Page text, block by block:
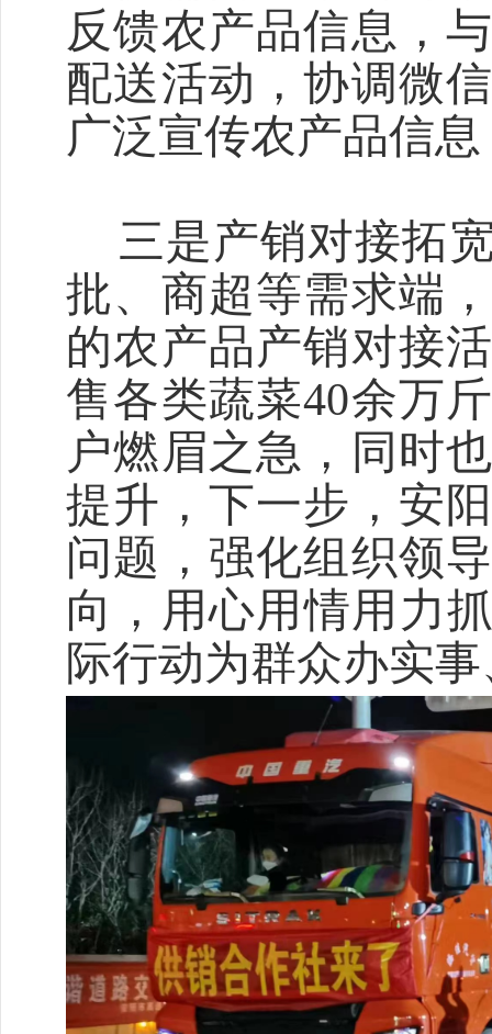
反馈农产品信息，
配送活动，协调微
广泛宣传农产品信
三是产销对接拓
批、商超等需求端
的农产品产销对接
售各类蔬菜40余万
户燃眉之急，同时
提升，下一步， 安
问题，强化组织领
向，用心用情用力
际行动为群众办实